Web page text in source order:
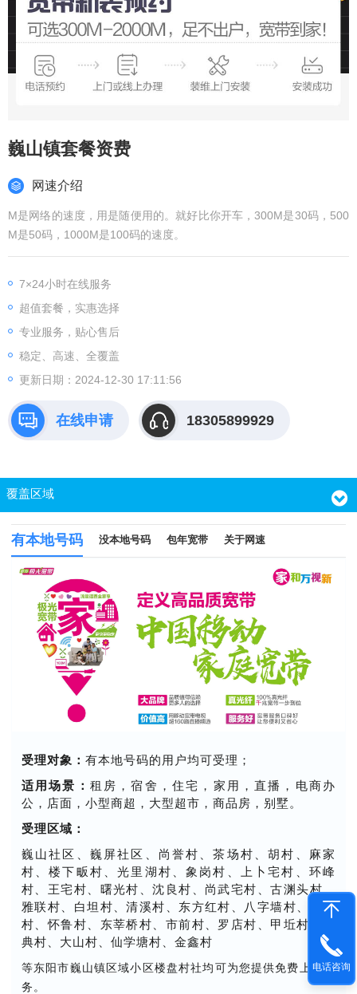
巍山镇套餐资费
网速介绍
M是网络的速度，用是随便用的。就好比你开车，300M是30码，500
M是50码，1000M是100码的速度。
7×24小时在线服务
超值套餐，实惠选择
专业服务，贴心售后
稳定、高速、全覆盖
更新日期：2024-12-30 17:11:56
在线申请 18305899929
覆盖区域
有本地号码 没本地号码 包年宽带 关于网速
受理对象： 有本地号码的用户均可受理；
适用场景： 租房，宿舍，住宅，家用，直播，电商办
公，店面，小型商超，大型超市，商品房，别墅。
受理区域：
巍山社区、巍屏社区、尚誉村、茶场村、胡村、麻家
村、楼下畈村、光里湖村、象岗村、上卜宅村、环峰
村、王宅村、曙光村、沈良村、尚武宅村、古渊头村、
雅联村、白坦村、清溪村、东方红村、八字墙村、同乐
村、怀鲁村、东莘桥村、市前村、罗店村、甲坵村、岭
典村、大山村、仙学塘村、金鑫村
等东阳市巍山镇区域小区楼盘村社均可为您提供免费上门服
务。
电话咨询